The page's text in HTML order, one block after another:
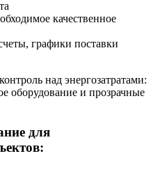
качественное
графики поставки
над энергозатратами:
оборудование и прозрачные
для